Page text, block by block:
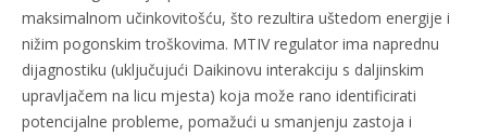
maksimalnom učinkovitošću, što rezultira uštedom energije i
nižim pogonskim troškovima. MTIV regulator ima naprednu
dijagnostiku (uključujući Daikinovu interakciju s daljinskim
upravljačem na licu mjesta) koja može rano identificirati
potencijalne probleme, pomažući u smanjenju zastoja i